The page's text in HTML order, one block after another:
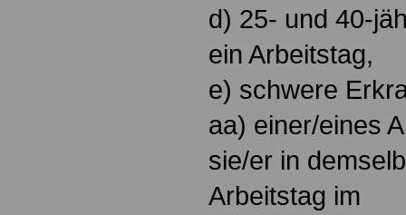
d) 25- und 40-
ein Arbeitstag,
e) schwere
aa) einer/eines
sie/er in
Arbeitstag im